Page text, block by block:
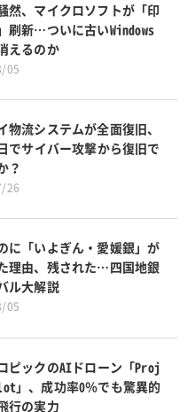
然、マイクロソフトが「印
刷新…ついに古いWindows
えるのか
05
物流システムが全面復旧、
でサイバー攻撃から復旧で
？
26
に「いよぎん・愛媛銀」が
理由、残された…四国地銀
ル大解説
05
ピックのAIドローン「Proj
」、成功率0％でも驚異的
行の実力